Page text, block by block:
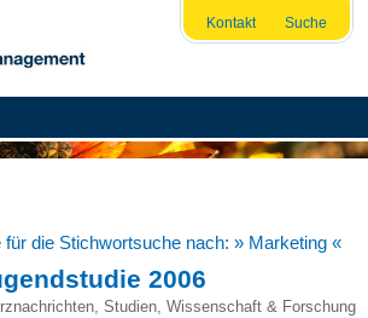
Kontakt Suche
die Stichwortsuche nach: » Marketing «
2006
, Studien, Wissenschaft & Forschung